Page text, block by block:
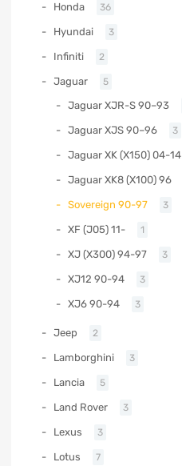
Honda 36
Hyundai 3
Infiniti 2
Jaguar 5
Jaguar XJR-S 90–93
Jaguar XJS 90–96 3
Jaguar XK (X150) 04-14
Jaguar XK8 (X100) 96
Sovereign 90-97 3
XF (J05) 11- 1
XJ (X300) 94-97 3
XJ12 90-94 3
XJ6 90-94 3
Jeep 2
Lamborghini 3
Lancia 5
Land Rover 3
Lexus 3
Lotus 7